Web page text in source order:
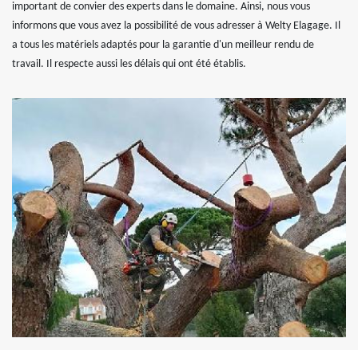
important de convier des experts dans le domaine. Ainsi, nous vous
informons que vous avez la possibilité de vous adresser à Welty Elagage. Il
a tous les matériels adaptés pour la garantie d'un meilleur rendu de
travail. Il respecte aussi les délais qui ont été établis.